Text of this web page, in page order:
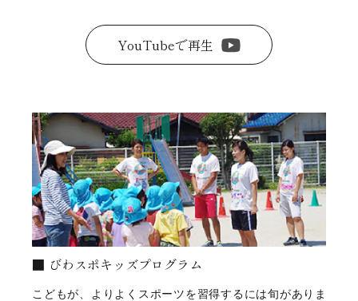
YouTubeで再生
びわスポキッズプログラム
こどもが、よりよくスポーツを習得するには旬がありま